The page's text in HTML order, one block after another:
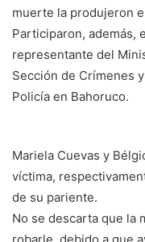
muerte la produjeron
Participaron, además,
representante del
Sección de Crímenes
Policía en Bahoruco.
Mariela Cuevas y
víctima,
de su pariente.
No se descarta que la